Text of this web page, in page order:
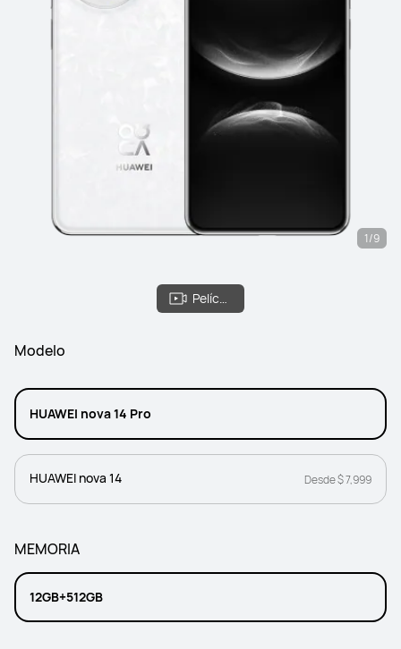
Película
1/9
Modelo
HUAWEI nova 14 Pro
HUAWEI nova 14 Desde $ 7,999
MEMORIA
12GB+512GB